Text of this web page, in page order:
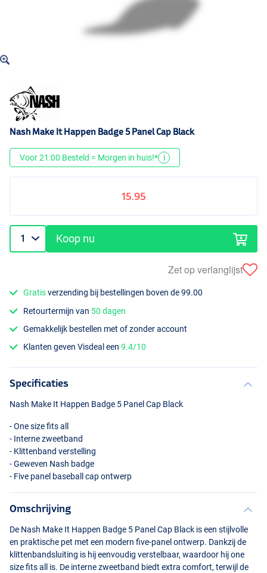
Nash Make It Happen Badge 5 Panel Cap Black
Voor 21:00 Besteld = Morgen in huis!* i
15.95
Koop nu
Zet op verlanglijst
Gratisverzending bij bestellingen boven de 99.00
Retourtermijn van 50 dagen
Gemakkelijk bestellen met of zonder account
Klanten geven Visdeal een9.4/10
Specificaties
Nash Make It Happen Badge 5 Panel Cap Black
- One size fits all
- Interne zweetband
- Klittenband verstelling
- Geweven Nash badge
- Five panel baseball cap ontwerp
Omschrijving
De Nash Make It Happen Badge 5 Panel Cap Black is een stijlvolle
en praktische pet met een modern five-panel ontwerp. Dankzij de
klittenbandsluiting is hij eenvoudig verstelbaar, waardoor hij one
size fits all is. De interne zweetband biedt extra comfort, terwijl de